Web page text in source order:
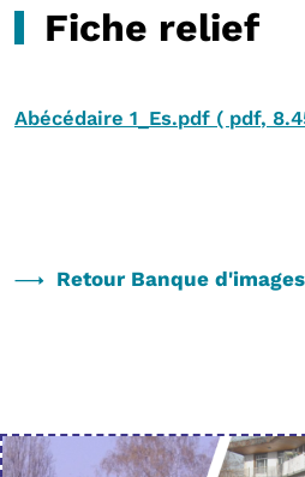
Fiche relief
Abécédaire 1_Es.pdf ( pdf,
Retour Banque d'images